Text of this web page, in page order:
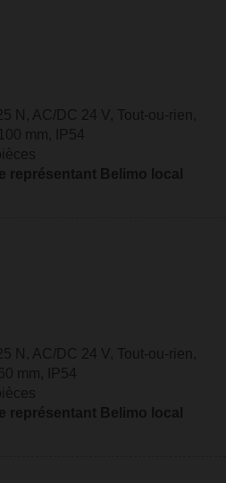
N, AC/DC 24 V, Tout-ou-rien,
mm, IP54
représentant Belimo local
N, AC/DC 24 V, Tout-ou-rien,
mm, IP54
représentant Belimo local